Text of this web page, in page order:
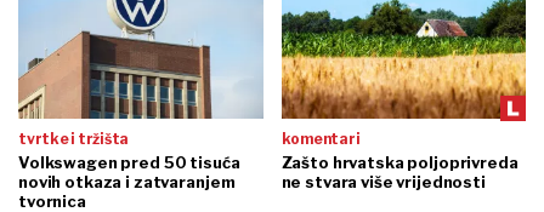
tvrtke i tržišta
Volkswagen pred 50 tisuća
novih otkaza i zatvaranjem
tvornica
komentari
Zašto hrvatska poljoprivreda
ne stvara više vrijednosti